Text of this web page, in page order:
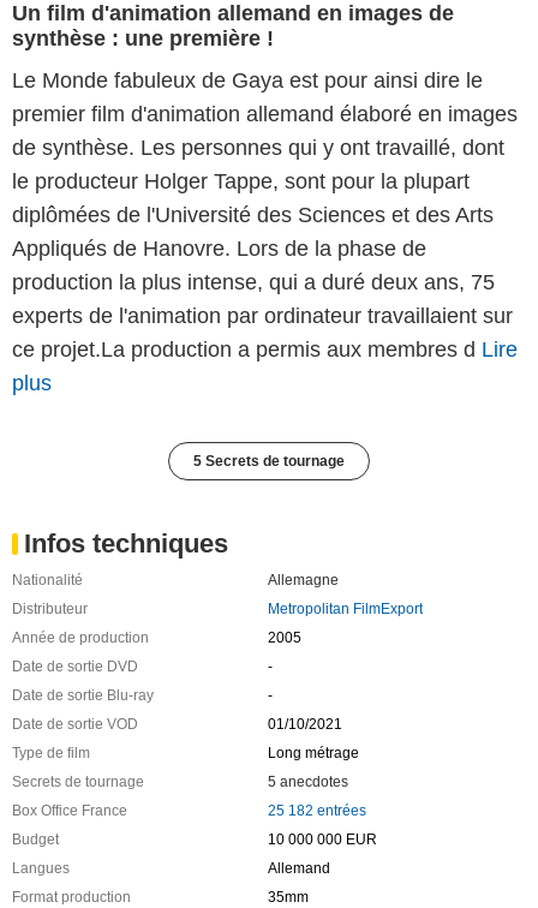
Un film d'animation allemand en images de
synthèse : une première !
Le Monde fabuleux de Gaya est pour ainsi dire le
premier film d'animation allemand élaboré en images
de synthèse. Les personnes qui y ont travaillé, dont
le producteur Holger Tappe, sont pour la plupart
diplômées de l'Université des Sciences et des Arts
Appliqués de Hanovre. Lors de la phase de
production la plus intense, qui a duré deux ans, 75
experts de l'animation par ordinateur travaillaient sur
ce projet.La production a permis aux membres d Lire
plus
5 Secrets de tournage
Infos techniques
Nationalité
Allemagne
Distributeur
Metropolitan FilmExport
Année de production
2005
Date de sortie DVD
-
Date de sortie Blu-ray
-
Date de sortie VOD
01/10/2021
Type de film
Long métrage
Secrets de tournage
5 anecdotes
Box Office France
25 182 entrées
Budget
10 000 000 EUR
Langues
Allemand
Format production
35mm